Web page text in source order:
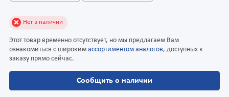
Нет в наличии
Этот товар временно отсутствует, но мы предлагаем Вам
ознакомиться с широким ассортиментом аналогов, доступных к
заказу прямо сейчас.
Сообщить о наличии